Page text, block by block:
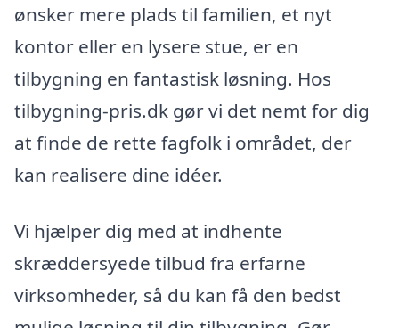
ønsker mere plads til familien, et nyt
kontor eller en lysere stue, er en
tilbygning en fantastisk løsning. Hos
tilbygning-pris.dk gør vi det nemt for dig
at finde de rette fagfolk i området, der
kan realisere dine idéer.
Vi hjælper dig med at indhente
skræddersyede tilbud fra erfarne
virksomheder, så du kan få den bedst